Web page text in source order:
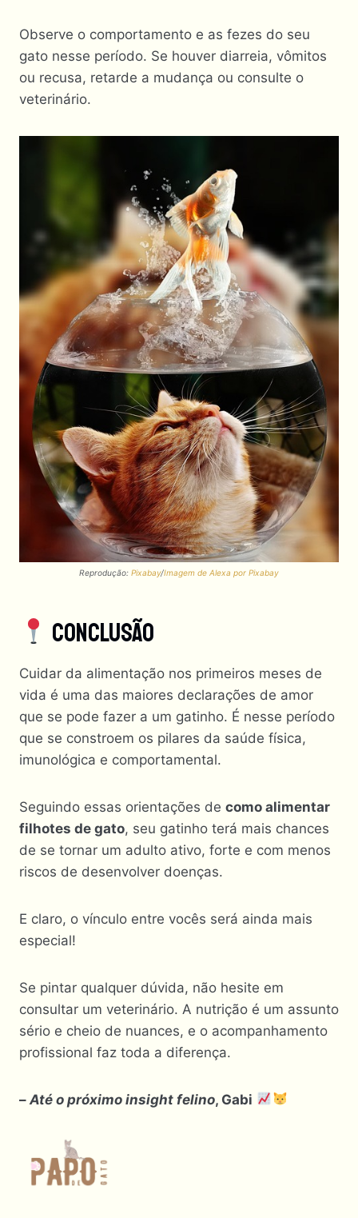
Observe o comportamento e as fezes do seu
gato nesse período. Se houver diarreia, vômitos
ou recusa, retarde a mudança ou consulte o
veterinário.
Reprodução: Pixabay/Imagem de Alexa por Pixabay
Conclusão
Cuidar da alimentação nos primeiros meses de
vida é uma das maiores declarações de amor
que se pode fazer a um gatinho. É nesse período
que se constroem os pilares da saúde física,
imunológica e comportamental.
Seguindo essas orientações de como alimentar
filhotes de gato, seu gatinho terá mais chances
de se tornar um adulto ativo, forte e com menos
riscos de desenvolver doenças.
E claro, o vínculo entre vocês será ainda mais
especial!
Se pintar qualquer dúvida, não hesite em
consultar um veterinário. A nutrição é um assunto
sério e cheio de nuances, e o acompanhamento
profissional faz toda a diferença.
– Até o próximo insight felino, Gabi